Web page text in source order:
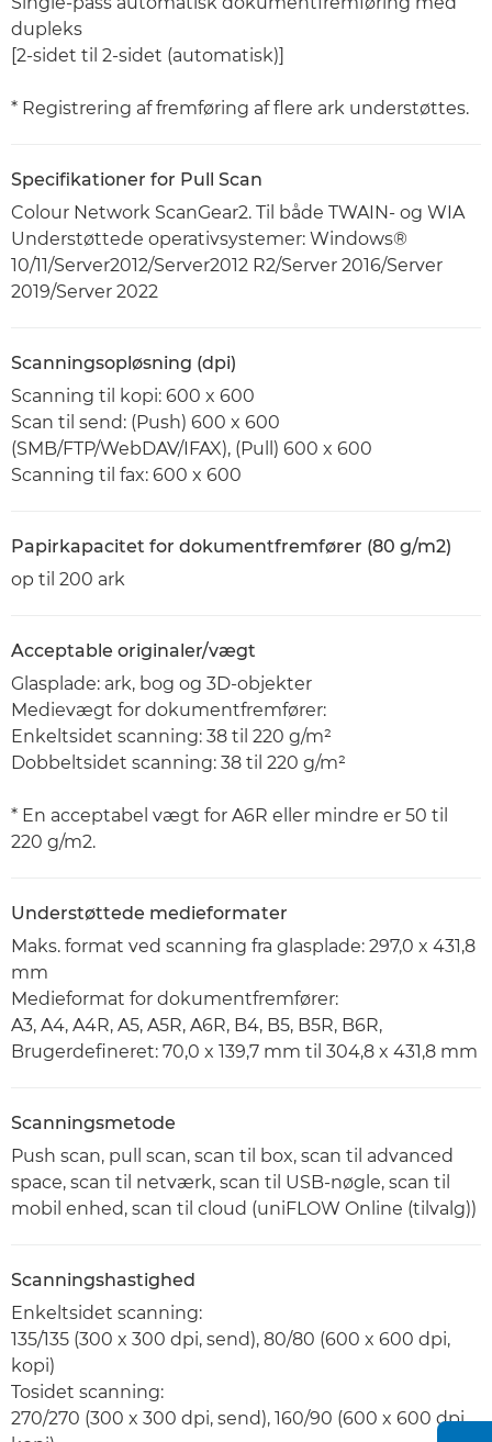
dupleks
[2-sidet til 2-sidet (automatisk)]
* Registrering af fremføring af flere ark understøttes.
Specifikationer for Pull Scan
Colour Network ScanGear2. Til både TWAIN- og WIA
Understøttede operativsystemer: Windows®
10/11/Server2012/Server2012 R2/Server 2016/Server
2019/Server 2022
Scanningsopløsning (dpi)
Scanning til kopi: 600 x 600
Scan til send: (Push) 600 x 600
(SMB/FTP/WebDAV/IFAX), (Pull) 600 x 600
Scanning til fax: 600 x 600
Papirkapacitet for dokumentfremfører (80 g/m2)
op til 200 ark
Acceptable originaler/vægt
Glasplade: ark, bog og 3D-objekter
Medievægt for dokumentfremfører:
Enkeltsidet scanning: 38 til 220 g/m²
Dobbeltsidet scanning: 38 til 220 g/m²
* En acceptabel vægt for A6R eller mindre er 50 til
220 g/m2.
Understøttede medieformater
Maks. format ved scanning fra glasplade: 297,0 x 431,8
mm
Medieformat for dokumentfremfører:
A3, A4, A4R, A5, A5R, A6R, B4, B5, B5R, B6R,
Brugerdefineret: 70,0 x 139,7 mm til 304,8 x 431,8 mm
Scanningsmetode
Push scan, pull scan, scan til box, scan til advanced
space, scan til netværk, scan til USB-nøgle, scan til
mobil enhed, scan til cloud (uniFLOW Online (tilvalg))
Scanningshastighed
Enkeltsidet scanning:
135/135 (300 x 300 dpi, send), 80/80 (600 x 600 dpi,
kopi)
Tosidet scanning:
270/270 (300 x 300 dpi, send), 160/90 (600 x 600 dpi,